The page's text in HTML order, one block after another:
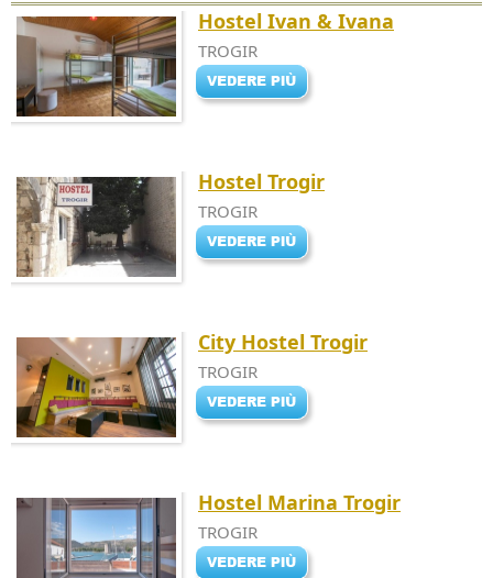
Hostel Ivan & Ivana
TROGIR
Hostel Trogir
TROGIR
City Hostel Trogir
TROGIR
Hostel Marina Trogir
TROGIR